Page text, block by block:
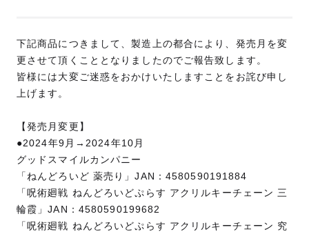
下記商品につきまして、製造上の都合により、発売月を変
更させて頂くこととなりましたのでご報告致します。
皆様には大変ご迷惑をおかけいたしますことをお詫び申し
上げます。
【発売月変更】
●2024年9月→2024年10月
グッドスマイルカンパニー
「ねんどろいど 薬売り」JAN：4580590191884
「呪術廻戦 ねんどろいどぷらす アクリルキーチェーン 三
輪霞」JAN：4580590199682
「呪術廻戦 ねんどろいどぷらす アクリルキーチェーン 究